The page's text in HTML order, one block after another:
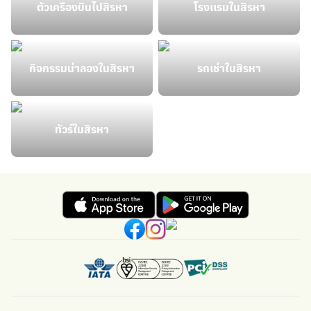
ตั๋วเครื่องบินไปสิรหา โรงแรมในสิรหา
กิจกรรมน่าลองในสิรหา รถเช่าในสิรหา
ทัวร์ในสิรหา